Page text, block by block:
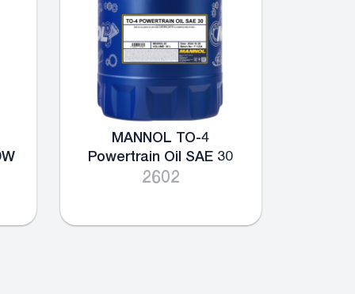
MANNOL TO-4
Powertrain Oil SAE 30
2602